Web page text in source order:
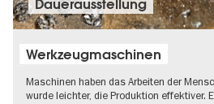
Werkzeugmaschinen
Maschinen haben das Arbeiten der
wurde leichter, die Produktion effektiver.